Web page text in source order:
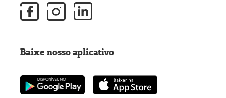
Baixe nosso aplicativo